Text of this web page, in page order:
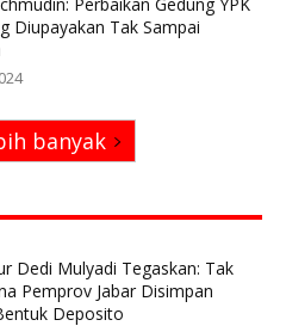
Perbaikan Gedung YPK
Diupayakan Tak Sampai
banyak
Dedi Mulyadi Tegaskan: Tak
Pemprov Jabar Disimpan
Deposito